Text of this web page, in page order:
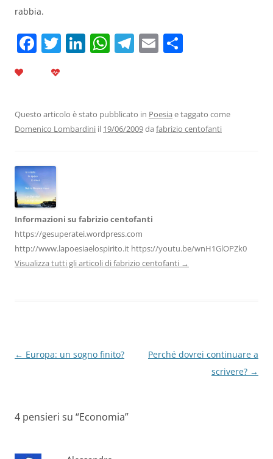
rabbia.
F
b
o
o
k
T Li
dI
n
W
A
p
T
a
m
E
vi
di
Questo articolo è stato pubblicato in Poesia e taggato come
Domenico Lombardini il 19/06/2009da fabrizio centofanti
Informazioni su fabrizio centofanti
https://gesuperatei.wordpress.com
http://www.lapoesiaelospirito.it https://youtu.be/wnH1GlOPZk0
Visualizza tutti gli articoli di fabrizio centofanti →
Navigazione
← Europa: un sogno finito?
Perché dovrei continuare a
scrivere? →
4 pensieri su “Economia”